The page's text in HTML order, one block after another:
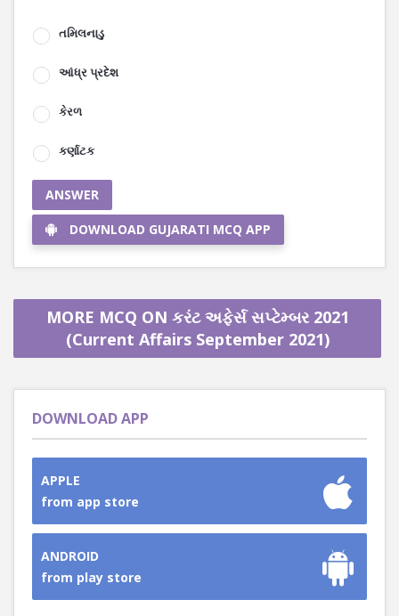
તમિલનાડુ
આંધ્ર પ્રદેશ
કેરળ
કર્ણાટક
ANSWER
DOWNLOAD GUJARATI MCQ APP
MORE MCQ ON કરંટ અફેર્સ સપ્ટેમ્બર 2021
(Current Affairs September 2021)
DOWNLOAD APP
APPLE
from app store
ANDROID
from play store